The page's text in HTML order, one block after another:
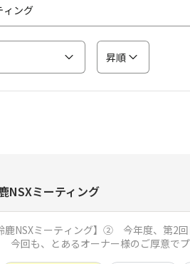
昇順
NSXミーティング
鹿NSXミーティング】② 今年度、第2
今回も、とあるオーナー様のご厚意で